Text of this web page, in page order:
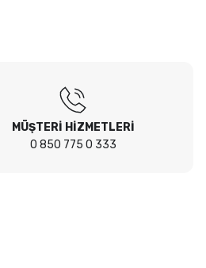
MÜŞTERİ HİZMETLERİ
0 850 775 0 333